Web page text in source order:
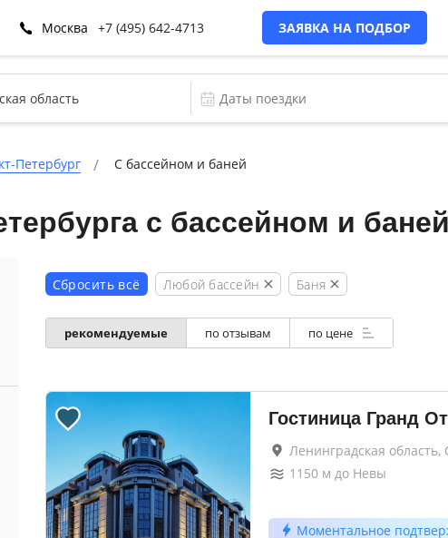
Москва +7 (495) 642-4713 ЗАЯВКА НА ПОДБОР
Петербург С бассейном и баней
с бассейном и баней
Сбросить всё Любой бассейн Баня
рекомендуемые по отзывам по цене
Гостиница Гранд
Ленинградская область,
1150м до Невы
Моментальное